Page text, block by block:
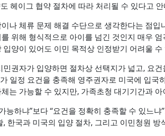
헤이그 협약 절차에 따라 처리될 수 있다고
나 체류 문제 해결 수단으로 생각한다는 점
위해 형식적으로 아이를 넘긴 것인지 매우
양이 있어도 이민 목적상 인정받기 어려울 수
권자가 입양하면 절차상 선택지가 넓고, 요
일정 요건을 충족해 영주권자로 미국에 입
는 가능할 수 있지만, 가족초청 대기기간과
능하냐”보다 “요건을 정확히 충족할 수 있느
한국과 미국의 입양 절차, 그리고 이민청원